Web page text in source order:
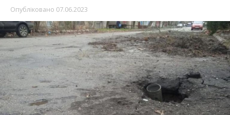
Опубліковано 07.06.2023